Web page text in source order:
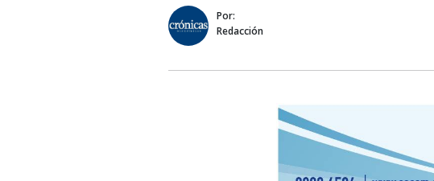
Por:
Redacción